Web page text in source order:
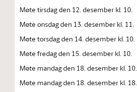
Møte tirsdag den 12. desember kl. 10.
Møte onsdag den 13. desember kl. 11.
Møte torsdag den 14. desember kl. 10.
Møte fredag den 15. desember kl. 10.
Møte mandag den 18. desember kl. 10.
Møte mandag den 18. desember kl. 18.